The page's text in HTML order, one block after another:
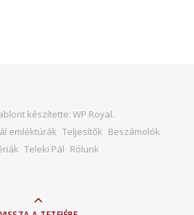
készítette: WP Royal.
emléktúrák Teljesítők Beszámolók
Teleki Pál Rólunk